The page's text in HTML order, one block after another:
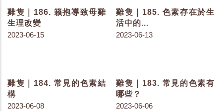
了解汙染跡象
2023-07-25
確定標示意義
2023-07-25
規劃鼠餌站與防控計畫
2023-07-25
－ 老鼠的覓食場所
2023-07-18